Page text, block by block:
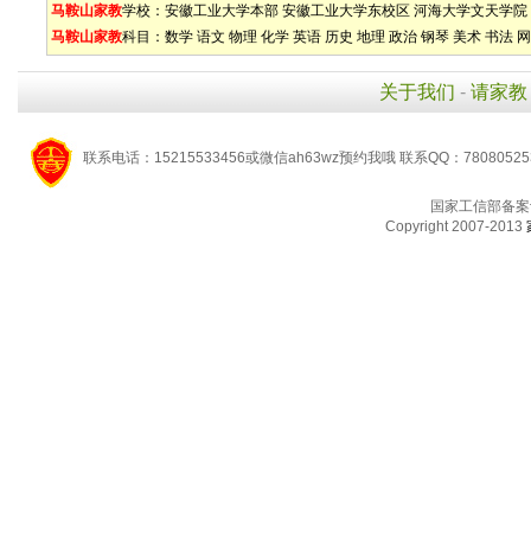
马鞍山家教学校： 安徽工业大学本部 安徽工业大学东校区 河海大学文天学院
马鞍山家教科目： 数学 语文 物理 化学 英语 历史 地理 政治 钢琴 美术 书法
关于我们 - 请家教
联系电话：15215533456或微信ah63wz预约我哦 联系QQ：
国家工信部备
Copyright 2007-2013